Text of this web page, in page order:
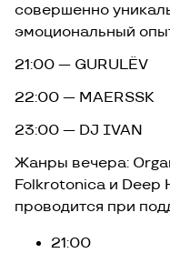
совершенно
эмоциональный
21:00 — GURULËV
22:00 — MAERSSK
23:00 — DJ IVAN
Жанры вечера:
Folkrotonica и Deep
проводится при
21:00